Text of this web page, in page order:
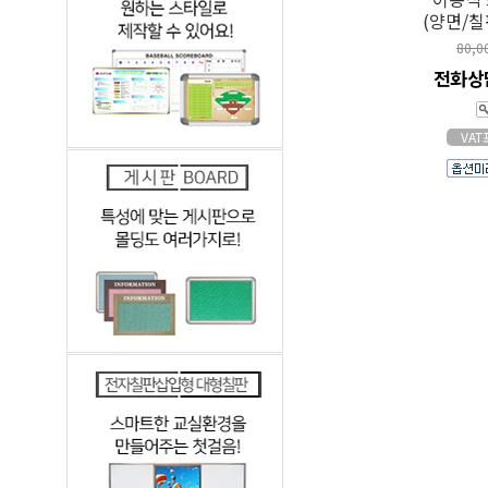
(양면/
전화
VAT